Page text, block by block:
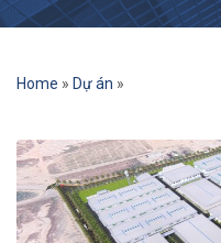
Home » Dự án »